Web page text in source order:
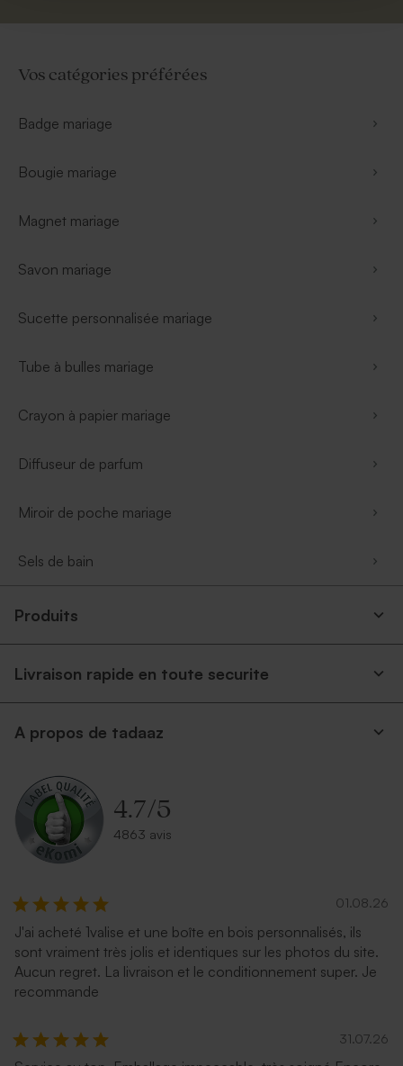
Vos catégories préférées
Badge mariage
Bougie mariage
Magnet mariage
Savon mariage
Sucette personnalisée mariage
Tube à bulles mariage
Crayon à papier mariage
Diffuseur de parfum
Miroir de poche mariage
Sels de bain
Produits
Livraison rapide en toute securite
A propos de tadaaz
4.7/5
4863 avis
01.08.26
J'ai acheté 1valise et une boîte en bois personnalisés, ils
sont vraiment très jolis et identiques sur les photos du site.
Aucun regret. La livraison et le conditionnement super. Je
recommande
31.07.26